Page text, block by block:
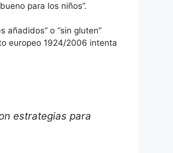
para los niños”.
añadidos” o “sin gluten”
europeo 1924/2006 intenta
estrategias para